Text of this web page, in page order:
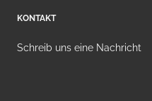
KONTAKT
Schreib uns eine Nachricht